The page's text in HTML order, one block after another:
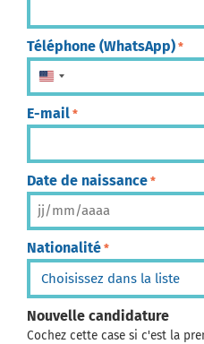
Téléphone (WhatsApp) *
États-Unis +1
E-mail *
Date de naissance *
Nationalité *
Nouvelle candidature
Cochez cette case si c'est la